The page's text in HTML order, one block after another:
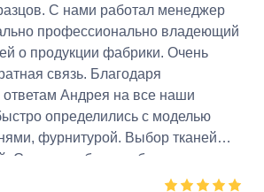
С нами работал менеджер
профессионально владеющий
о продукции фабрики. Очень
связь. Благодаря
Андрея на все наши
определились с моделью
фурнитурой. Выбор тканей
За сутки позвонила служба